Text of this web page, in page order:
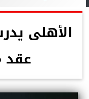
الأهلى
عقد